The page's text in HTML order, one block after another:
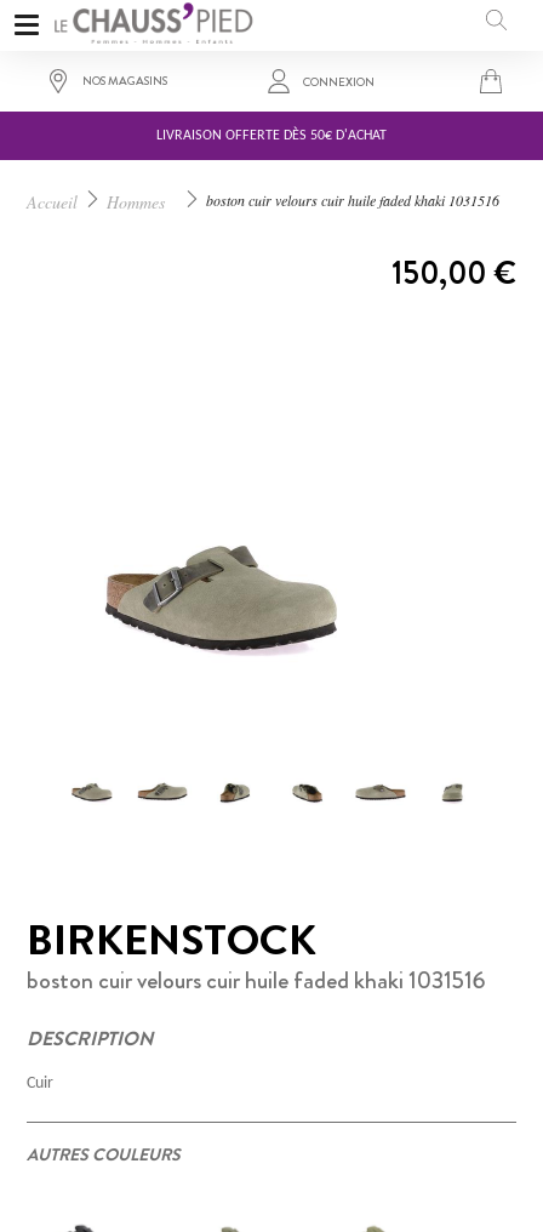
LIVRAISON OFFERTE DÈS 50€ D'ACHAT
NOS MAGASINS CONNEXION
Accueil Hommes boston cuir velours cuir huile faded khaki 1031516
BIRKENSTOCK
boston cuir velours cuir huile faded khaki 1031516
DESCRIPTION
Cuir
AUTRES COULEURS
150,00 €